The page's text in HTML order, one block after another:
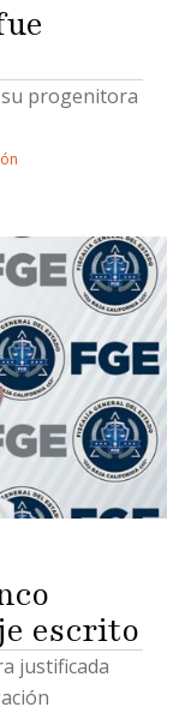
progenitora
escrito
justificada